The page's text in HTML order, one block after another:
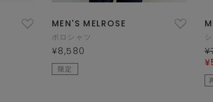
MEN'S MELROSE
ポロシャツ
¥8,580
限定